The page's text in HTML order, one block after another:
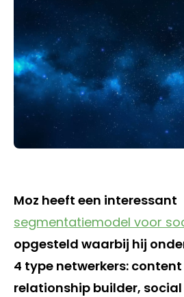
Moz heeft een interessant
segmentatiemodel voor
opgesteld waarbij hij
4 type netwerkers:
relationship builder,